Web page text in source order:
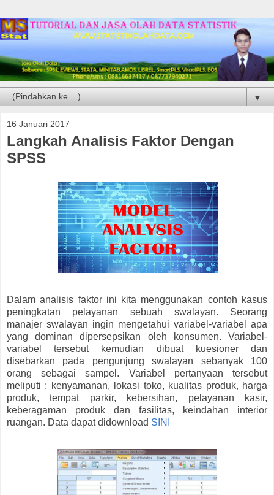
▼
16 Januari 2017
Langkah Analisis Faktor Dengan
SPSS
Dalam analisis faktor ini kita menggunakan contoh kasus
peningkatan pelayanan sebuah swalayan. Seorang
manajer swalayan ingin mengetahui variabel-variabel apa
yang dominan dipersepsikan oleh konsumen. Variabel-
variabel tersebut kemudian dibuat kuesioner dan
disebarkan pada pengunjung swalayan sebanyak 100
orang sebagai sampel. Variabel pertanyaan tersebut
meliputi : kenyamanan, lokasi toko, kualitas produk, harga
produk, tempat parkir, kebersihan, pelayanan kasir,
keberagaman produk dan fasilitas, keindahan interior
ruangan. Data dapat didownload SINI